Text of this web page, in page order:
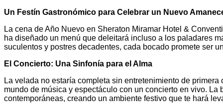
Un Festín Gastronómico para Celebrar un Nuevo
La cena de Año Nuevo en Sheraton Miramar Hotel &
ha diseñado un menú que deleitará incluso a los paladares
suculentos y postres decadentes, cada bocado promete ser
El Concierto: Una Sinfonía para el Alma
La velada no estaría completa sin entretenimiento de
mundo de música y espectáculo con un concierto en vivo.
contemporáneas, creando un ambiente festivo que te hará